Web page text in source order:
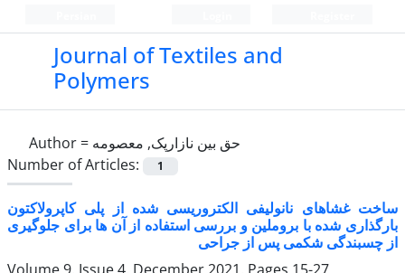
Journal of Textiles and
Polymers
Author = حق بین نازارپک, معصومه
Number of Articles:
1
ساخت غشاهای نانولیفی الکتروریسی شده از پلی کاپرولاکتون
بارگذاری شده با بروملین و بررسی استفاده از آن ها برای جلوگیری
از چسبندگی شکمی پس از جراحی